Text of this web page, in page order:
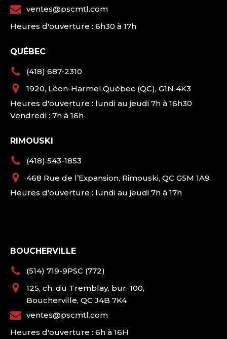
ventes@pscmtl.com
Heures d'ouverture : 6h30 à 17h
QUÉBEC
(418) 687-2310
1920, Léon-Harmel,Québec (QC), G1N 4K3
Heures d'ouverture : lundi au jeudi 7h à 16h30
Vendredi : 7h à 16h
RIMOUSKI
(418) 543-1853
468 Rue de l’Expansion, Rimouski, QC G5M 1A9
Heures d'ouverture : lundi au jeudi 7h à 17h
BOUCHERVILLE
(514) 719-9PSC (772)
125, ch. du Tremblay, bur. 100,
Boucherville, QC J4B 7K4
ventes@pscmtl.com
Heures d'ouverture : 6h à 16H